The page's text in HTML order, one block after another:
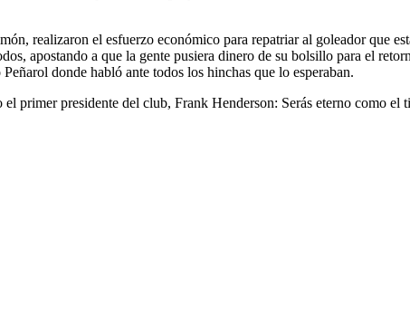
realizaron el esfuerzo económico para repatriar al goleador que
apostando a que la gente pusiera dinero de su bolsillo para el
donde habló ante todos los hinchas que lo esperaban.
primer presidente del club, Frank Henderson: Serás eterno como el